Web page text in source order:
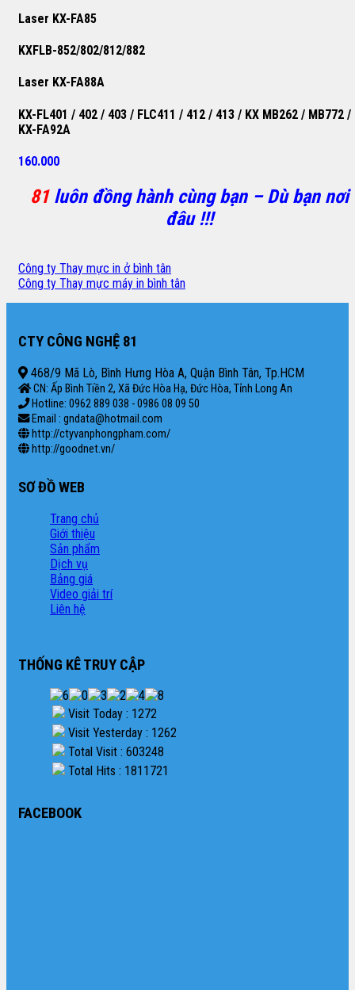
Laser KX-FA85
KXFLB-852/802/812/882
Laser KX-FA88A
KX-FL401 / 402 / 403 / FLC411 / 412 / 413 / KX MB262 / MB772 /
KX-FA92A
160.000
81luôn đồng hành cùng bạn – Dù bạn nơi
đâu !!!
Công ty Thay mực in ở bình tân
Công ty Thay mực máy in bình tân
CTY CÔNG NGHỆ 81
468/9 Mã Lò, Bình Hưng Hòa A, Quận Bình Tân, Tp.HCM
CN: Ấp Bình Tiền 2, Xã Đức Hòa Hạ, Đức Hòa, Tỉnh Long An
Hotline: 0962 889 038 - 0986 08 09 50
Email : gndata@hotmail.com
http://ctyvanphongpham.com/
http://goodnet.vn/
SƠ ĐỒ WEB
Trang chủ
Giới thiệu
Sản phẩm
Dịch vụ
Bảng giá
Video giải trí
Liên hệ
THỐNG KÊ TRUY CẬP
Visit Today : 1272
Visit Yesterday : 1262
Total Visit : 603248
Total Hits : 1811721
FACEBOOK